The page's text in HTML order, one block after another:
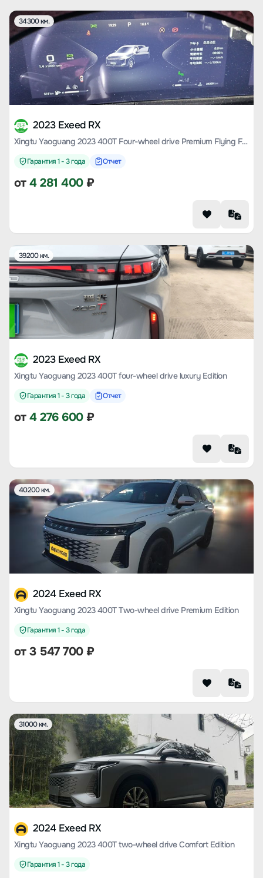
34300 км.
2023 Exeed RX
Xingtu Yaoguang 2023 400T Four-wheel drive Premium Flying Fish Edition
Гарантия 1 - 3 года Отчет
от4 281 400₽
39200 км.
2023 Exeed RX
Xingtu Yaoguang 2023 400T four-wheel drive luxury Edition
Гарантия 1 - 3 года Отчет
от4 276 600₽
40200 км.
2024 Exeed RX
Xingtu Yaoguang 2023 400T Two-wheel drive Premium Edition
Гарантия 1 - 3 года
от3 547 700₽
31000 км.
2024 Exeed RX
Xingtu Yaoguang 2023 400T two-wheel drive Comfort Edition
Гарантия 1 - 3 года